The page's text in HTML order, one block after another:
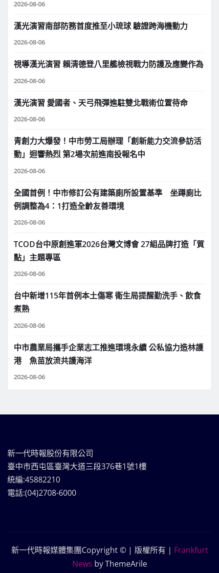
2026-08-06
漢光演習南部防務首度推至小琉球 驗證跨海機動力
2026-08-06
視導漢光演習 賴清德登八里艦檢視戰力防護及應變作為
2026-08-06
漢光演習 愛國者、天弓飛彈進駐雙北戰術位置待命
2026-08-06
青創力大爆發！中市勞工局辦理「創新能力交流參訪活
動」迴響熱烈 第2場次前進南投報名中
2026-08-06
全國首例！中市修訂公有建築廁所設置基準 坐蹲廁比
例調整為4：1打造全齡友善環境
2026-08-06
TCOD台中原創進軍2026台灣文博會 27組品牌打造「質
點」主題專區
2026-08-06
台中新增115年首例本土傷寒 衛生局提醒勤洗手、飲食
煮熟
2026-08-06
中市農業局攜手企業志工推進環境永續 公私協力造林護
港 魚苗放流共護海洋
2026-08-06
新一代時報股份有限公司
臺中市西屯區臺灣大道三段376巷1號1樓
統編:45882210
電話:(04)2708-6000
新一代時報媒體集團Copyright © | 版權所有 | Frankfurt
News by ThemeArile